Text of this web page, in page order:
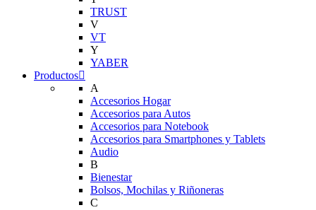
TRUST
V
VT
Y
YABER
Productos
A
Accesorios Hogar
Accesorios para Autos
Accesorios para Notebook
Accesorios para Smartphones y Tablets
Audio
B
Bienestar
Bolsos, Mochilas y Riñoneras
C